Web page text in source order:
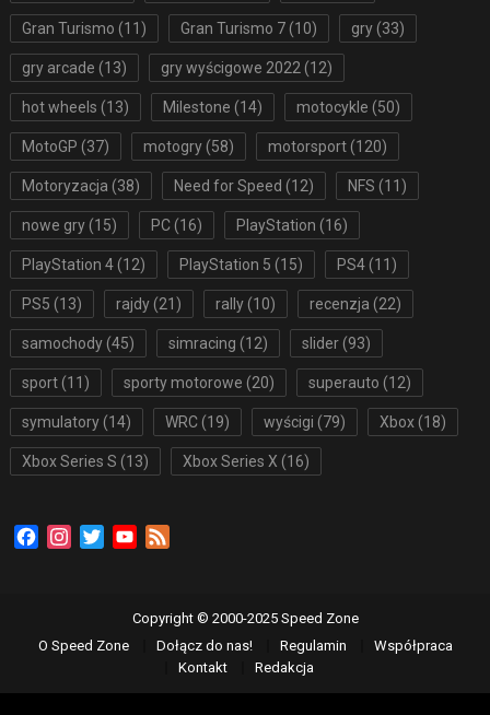
Gran Turismo (11) Gran Turismo 7(10) gry(33)
gry arcade (13) gry wyścigowe 2022(12)
hot wheels (13) Milestone (14) motocykle (50)
MotoGP (37) motogry(58) motorsport(120)
Motoryzacja (38) Need for Speed (12) NFS (11)
nowe gry(15) PC (16) PlayStation (16)
PlayStation 4(12) PlayStation 5 (15) PS4(11)
PS5 (13) rajdy(21) rally(10) recenzja (22)
samochody(45) simracing (12) slider(93)
sport(11) sporty motorowe (20) superauto (12)
symulatory(14) WRC (19) wyścigi (79) Xbox(18)
Xbox Series S (13) Xbox Series X (16)
FacebookInstagramTwitterYouTube
Copyright © 2000-2025 Speed Zone
O Speed Zone
Dołącz do nas! Regulamin
Współpraca
Kontakt
Redakcja